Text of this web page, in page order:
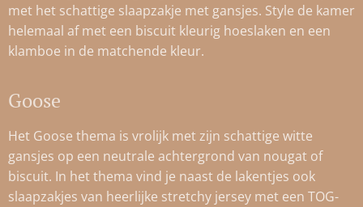
met het schattige slaapzakje met gansjes. Style de kamer
helemaal af met een biscuit kleurig hoeslaken en een
klamboe in de matchende kleur.
Goose
Het Goose thema is vrolijk met zijn schattige witte
gansjes op een neutrale achtergrond van nougat of
biscuit. In het thema vind je naast de lakentjes ook
slaapzakjes van heerlijke stretchy jersey met een TOG-